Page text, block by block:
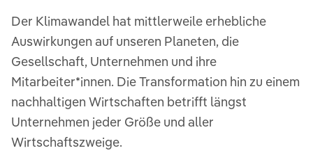
Der Klimawandel hat mittlerweile erhebliche
Auswirkungen auf unseren Planeten, die
Gesellschaft, Unternehmen und ihre
Mitarbeiter*innen. Die Transformation hin zu einem
nachhaltigen Wirtschaften betrifft längst
Unternehmen jeder Größe und aller
Wirtschaftszweige.